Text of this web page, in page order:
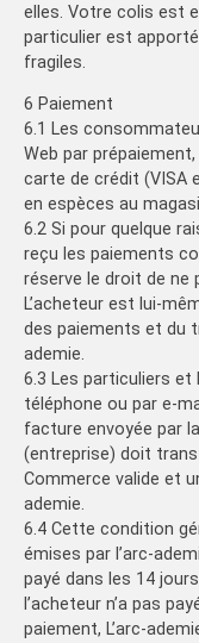
elles. Votre colis est
particulier est
fragiles.
6 Paiement
6.1 Les
Web par
carte de crédit (VISA
en espèces au
6.2 Si pour quelque
reçu les paiements
réserve le droit de ne
L’acheteur est lui-
des paiements et du
ademie.
6.3 Les particuliers
téléphone ou par e-
facture envoyée par
(entreprise) doit
Commerce valide et
ademie.
6.4 Cette condition
émises par l’arc-
payé dans les 14
l’acheteur n’a pas
paiement, L’arc-